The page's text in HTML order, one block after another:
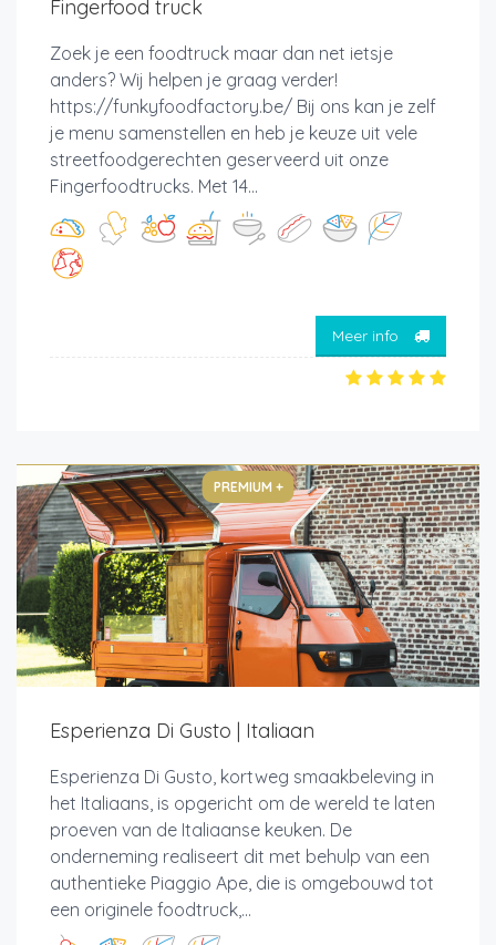
Fingerfood truck
Zoek je een foodtruck maar dan net ietsje
anders? Wij helpen je graag verder!
https://funkyfoodfactory.be/ Bij ons kan je zelf
je menu samenstellen en heb je keuze uit vele
streetfoodgerechten geserveerd uit onze
Fingerfoodtrucks. Met 14...
Meer info
PREMIUM +
Esperienza Di Gusto | Italiaan
Esperienza Di Gusto, kortweg smaakbeleving in
het Italiaans, is opgericht om de wereld te laten
proeven van de Italiaanse keuken. De
onderneming realiseert dit met behulp van een
authentieke Piaggio Ape, die is omgebouwd tot
een originele foodtruck,...